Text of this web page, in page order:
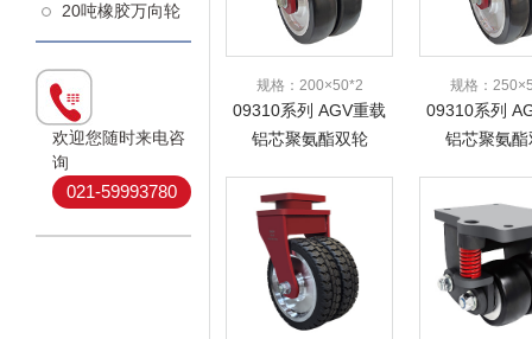
20吨橡胶万向轮
欢迎您随时来电咨
询
021-59993780
规格：200×50*2
09310系列 AGV重载
铝芯聚氨酯双轮
规格：
09310系列
铝芯聚氨酯